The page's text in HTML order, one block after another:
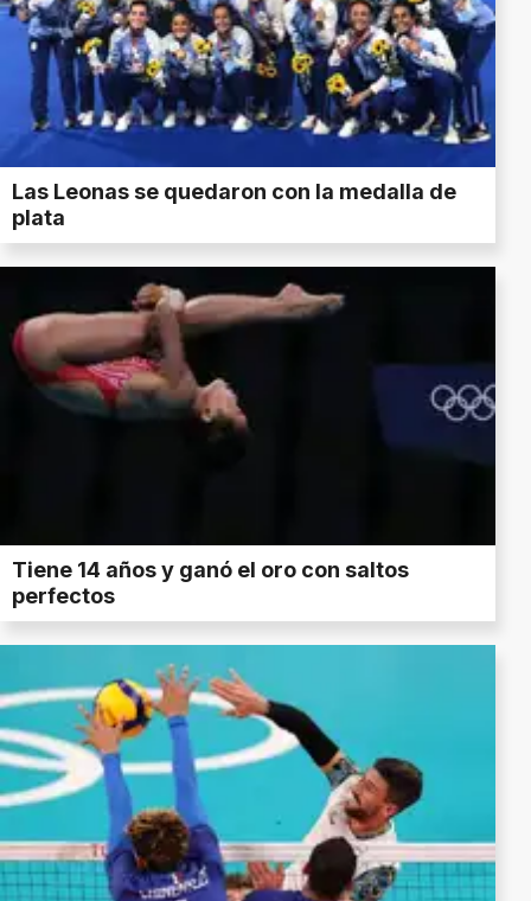
Las Leonas se quedaron con la medalla de
plata
Tiene 14 años y ganó el oro con saltos
perfectos